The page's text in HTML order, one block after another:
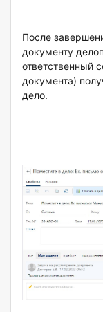
После
документу
ответственный
документа)
дело.